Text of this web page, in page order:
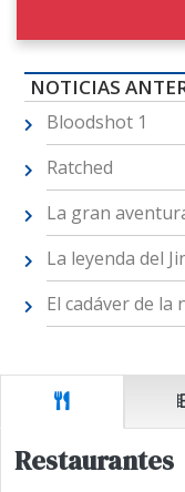
NOTICIAS
Bloodshot 1
Ratched
La gran
La leyenda del
El cadáver de la
Restaurantes